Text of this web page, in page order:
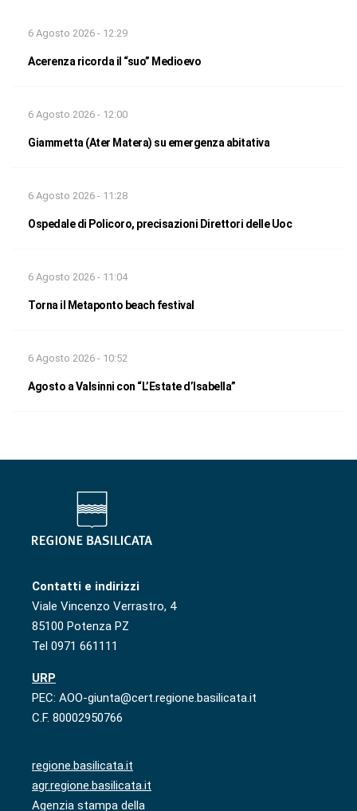
6 Agosto 2026 - 12:29
Acerenza ricorda il “suo” Medioevo
6 Agosto 2026 - 12:00
Giammetta (Ater Matera) su emergenza abitativa
6 Agosto 2026 - 11:28
Ospedale di Policoro, precisazioni Direttori delle Uoc
6 Agosto 2026 - 11:04
Torna il Metaponto beach festival
6 Agosto 2026 - 10:52
Agosto a Valsinni con “L’Estate d’Isabella”
Contatti e indirizzi
Viale Vincenzo Verrastro, 4
85100 Potenza PZ
Tel 0971 661111
URP
PEC: AOO-giunta@cert.regione.basilicata.it
C.F. 80002950766
regione.basilicata.it
agr.regione.basilicata.it
Agenzia stampa della